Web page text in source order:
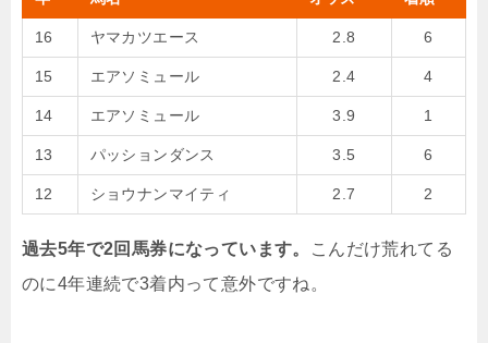
16 ヤマカツエース 2.8 6
15 エアソミュール 2.4 4
14 エアソミュール 3.9 1
13 パッションダンス 3.5 6
12 ショウナンマイティ 2.7 2
過去5年で2回馬券になっています。
こんだけ荒れてる
のに4年連続で3着内って意外ですね。